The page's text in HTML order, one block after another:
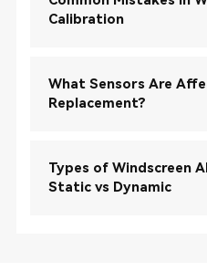
Calibration
What Sensors Are
Replacement?
Types of Windscreen
Static vs Dynamic